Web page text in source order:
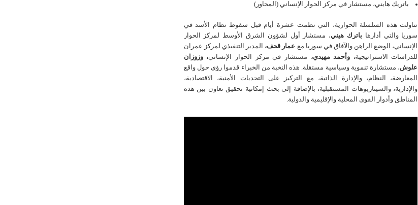
باتريك هايني، مستشار في مركز الحوار الإنساني (المحاور)
تناولت هذه السلسلة الحوارية، التي نظمت عشرة أیام قبل سقوط نظام الأسد في
سوریا والتي أدارها باترك هيني، مستشار أول لشؤون الشرق الأوسط لمركز الحوار
الإنساني، الوضع الراهن والآفاق في سوريا مع عمار قحف،
المدير التنفيذي لمركز عمران
للدراسات الاستراتيجية، وأحمد مهيدي، مستشار في مركز الحوار الإنساني، وزوزان
علوش، مستشارة تنموية وسياسية مستقلة. هذه النخبة من الخبراء قدموا رؤى حول واقع
المعارضة، النظام، والإدارة الذاتية، مع التركيز على التحديات الأمنية، الاقتصادية،
والإدارية، والسيناريوهات المستقبلية، بالإضافة إلى بحث إمكانية تحقيق تعاون بين هذه
المناطق وأدوار القوى المحلية والإقليمية والدولية.